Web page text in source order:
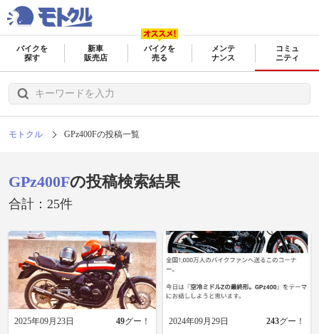
バイクを
探す
新車
販売店
バイクを
売る
メンテ
ナンス
コミュ
ニティ
モトクル GPz400Fの投稿一覧
GPz400Fの投稿検索結果
合計：25件
2025年09月23日 49グー！
2024年09月29日 243グー！